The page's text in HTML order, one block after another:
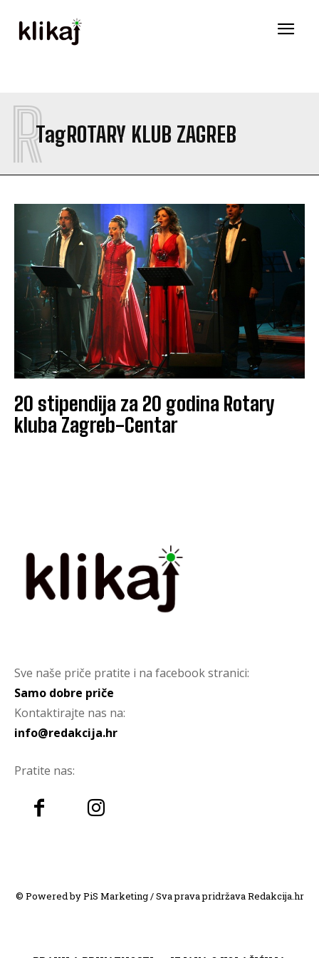
TagROTARY KLUB ZAGREB
R
20 stipendija za 20 godina Rotary
kluba Zagreb-Centar
Sve naše priče pratite i na facebook stranici:
Samo dobre priče
Kontaktirajte nas na:
info@redakcija.hr
Pratite nas:
© Powered by PiS Marketing / Sva prava pridržava Redakcija.hr